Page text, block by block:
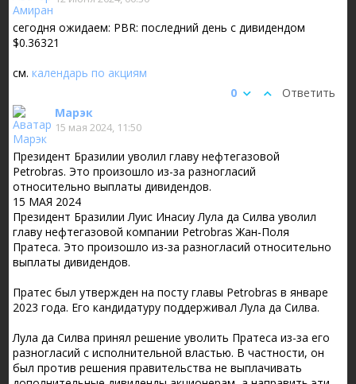
сегодня ожидаем: PBR: последний день с дивидендом
$0.36321
см.календарь по акциям
Ответить
0
Марэк
15 мая 2024, 11:50
Президент Бразилии уволил главу нефтегазовой
Petrobras. Это произошло из-за разногласий
относительно выплаты дивидендов.
15 МАЯ 2024
Президент Бразилии Луис Инасиу Лула да Силва уволил
главу нефтегазовой компании Petrobras Жан-Поля
Пратеса. Это произошло из-за разногласий относительно
выплаты дивидендов.
Пратес был утвержден на посту главы Petrobras в январе
2023 года. Его кандидатуру поддерживал Лула да Силва.
Лула да Силва принял решение уволить Пратеса из-за его
разногласий с исполнительной властью. В частности, он
был против решения правительства не выплачивать